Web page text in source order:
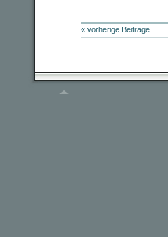
« vorherige Beiträge